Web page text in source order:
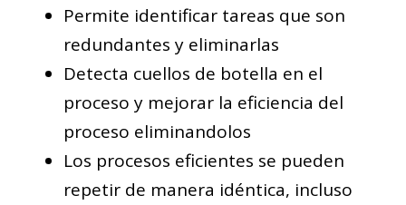
Permite identificar tareas que son
redundantes y eliminarlas
Detecta cuellos de botella en el
proceso y mejorar la eficiencia del
proceso eliminandolos
Los procesos eficientes se pueden
repetir de manera idéntica, incluso